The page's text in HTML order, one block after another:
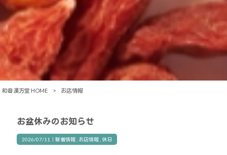
和音漢方堂 HOME > お店情報
お盆休みのお知らせ
2026/07/11｜新着情報 お店情報 休日